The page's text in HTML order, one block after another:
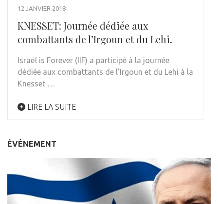
12 JANVIER 2018
KNESSET: Journée dédiée aux
combattants de l’Irgoun et du Lehi.
Israël is Forever (IIF) a participé à la journée
dédiée aux combattants de l’Irgoun et du Lehi à la
Knesset …
LIRE LA SUITE
ÉVÉNEMENT